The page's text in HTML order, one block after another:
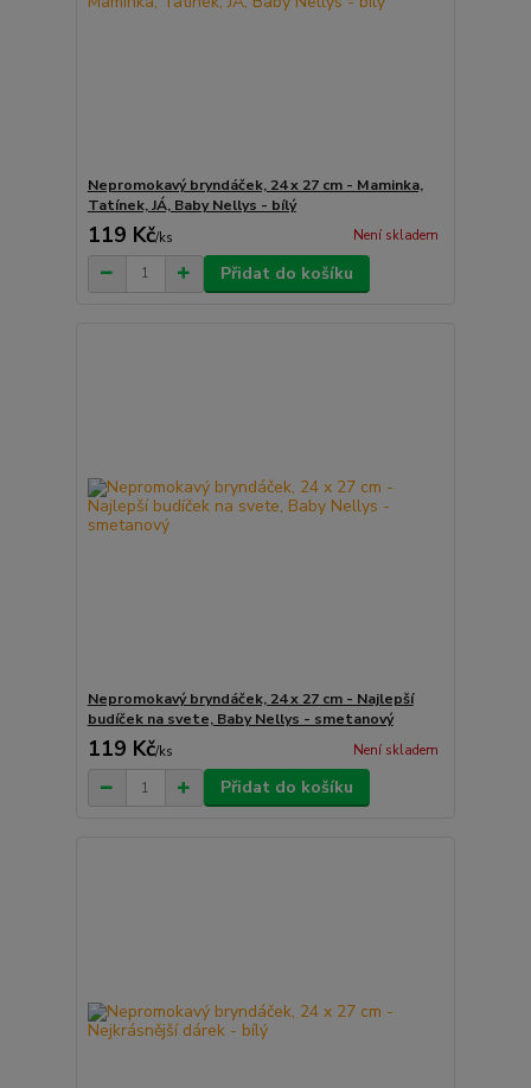
Nepromokavý bryndáček, 24 x 27 cm - Maminka,
Tatínek, JÁ, Baby Nellys - bílý
119 Kč/ks Není skladem
Přidat do košíku
Nepromokavý bryndáček, 24 x 27 cm - Najlepší
budíček na svete, Baby Nellys - smetanový
119 Kč/ks Není skladem
Přidat do košíku